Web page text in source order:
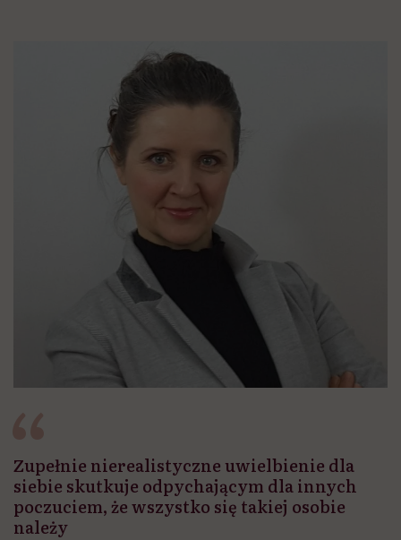
Zupełnie nierealistyczne uwielbienie dla
siebie skutkuje odpychającym dla innych
poczuciem, że wszystko się takiej osobie
należy